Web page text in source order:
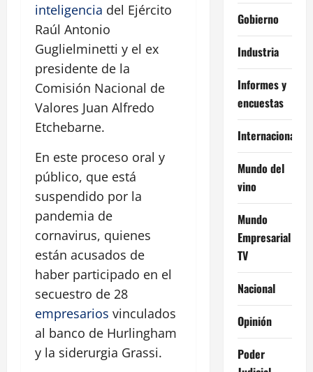
inteligencia del Ejército
Raúl Antonio
Guglielminetti y el ex
presidente de la
Comisión Nacional de
Valores Juan Alfredo
Etchebarne.
En este proceso oral y
público, que está
suspendido por la
pandemia de
cornavirus, quienes
están acusados de
haber participado en el
secuestro de 28
empresarios vinculados
al banco de Hurlingham
y la siderurgia Grassi.
Gobierno
Industria
Informes y
encuestas
Internacional
Mundo del
vino
Mundo
Empresarial
TV
Nacional
Opinión
Poder